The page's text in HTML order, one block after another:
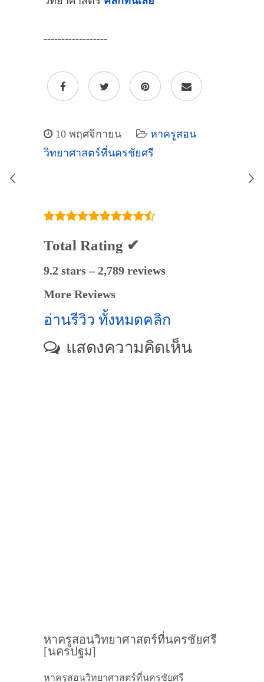
------------------
10 พฤศจิกายน
หาครูสอน
วิทยาศาสตร์ที่นครชัยศรี
Total Rating ✔
9.2 stars – 2,789 reviews
More Reviews
อ่านรีวิว ทั้งหมดคลิก
แสดงความคิดเห็น
หาครูสอนวิทยาศาสตร์ที่นครชัยศรี
[นครปฐม]
หาครูสอนวิทยาศาสตร์ที่นครชัยศรี